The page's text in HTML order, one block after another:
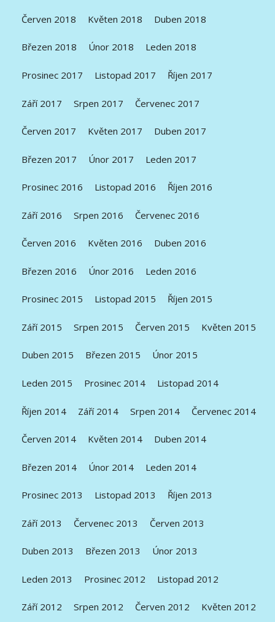
Červen 2018 Květen 2018 Duben 2018
Březen 2018 Únor 2018 Leden 2018
Prosinec 2017 Listopad 2017 Říjen 2017
Září 2017 Srpen 2017 Červenec 2017
Červen 2017 Květen 2017 Duben 2017
Březen 2017 Únor 2017 Leden 2017
Prosinec 2016 Listopad 2016 Říjen 2016
Září 2016 Srpen 2016 Červenec 2016
Červen 2016 Květen 2016 Duben 2016
Březen 2016 Únor 2016 Leden 2016
Prosinec 2015 Listopad 2015 Říjen 2015
Září 2015 Srpen 2015 Červen 2015 Květen 2015
Duben 2015 Březen 2015 Únor 2015
Leden 2015 Prosinec 2014 Listopad 2014
Říjen 2014 Září 2014 Srpen 2014 Červenec 2014
Červen 2014 Květen 2014 Duben 2014
Březen 2014 Únor 2014 Leden 2014
Prosinec 2013 Listopad 2013 Říjen 2013
Září 2013 Červenec 2013 Červen 2013
Duben 2013 Březen 2013 Únor 2013
Leden 2013 Prosinec 2012 Listopad 2012
Září 2012 Srpen 2012 Červen 2012 Květen 2012